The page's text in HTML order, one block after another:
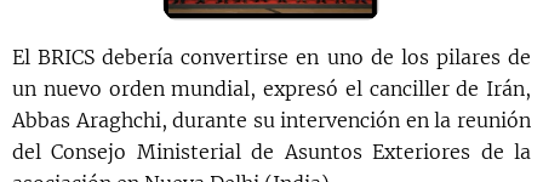
El BRICS debería convertirse en uno de los pilares de
un nuevo orden mundial, expresó el canciller de Irán,
Abbas Araghchi, durante su intervención en la reunión
del Consejo Ministerial de Asuntos Exteriores de la